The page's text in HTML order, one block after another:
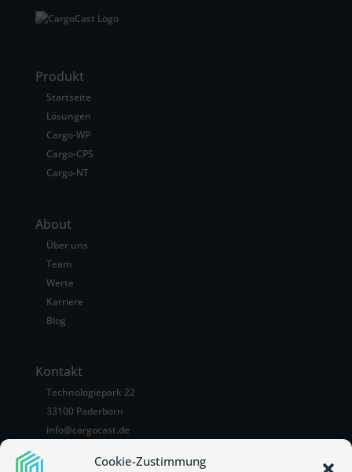
Cookie-Zustimmung
Produkt
Startseite
Lösungen
Cargo-WP
Cargo-CPS
Cargo-NT
About
Über uns
Team
Werte
Karriere
Blog
Kontakt
Technologiepark 22
33100 Paderborn
info@cargocast.de